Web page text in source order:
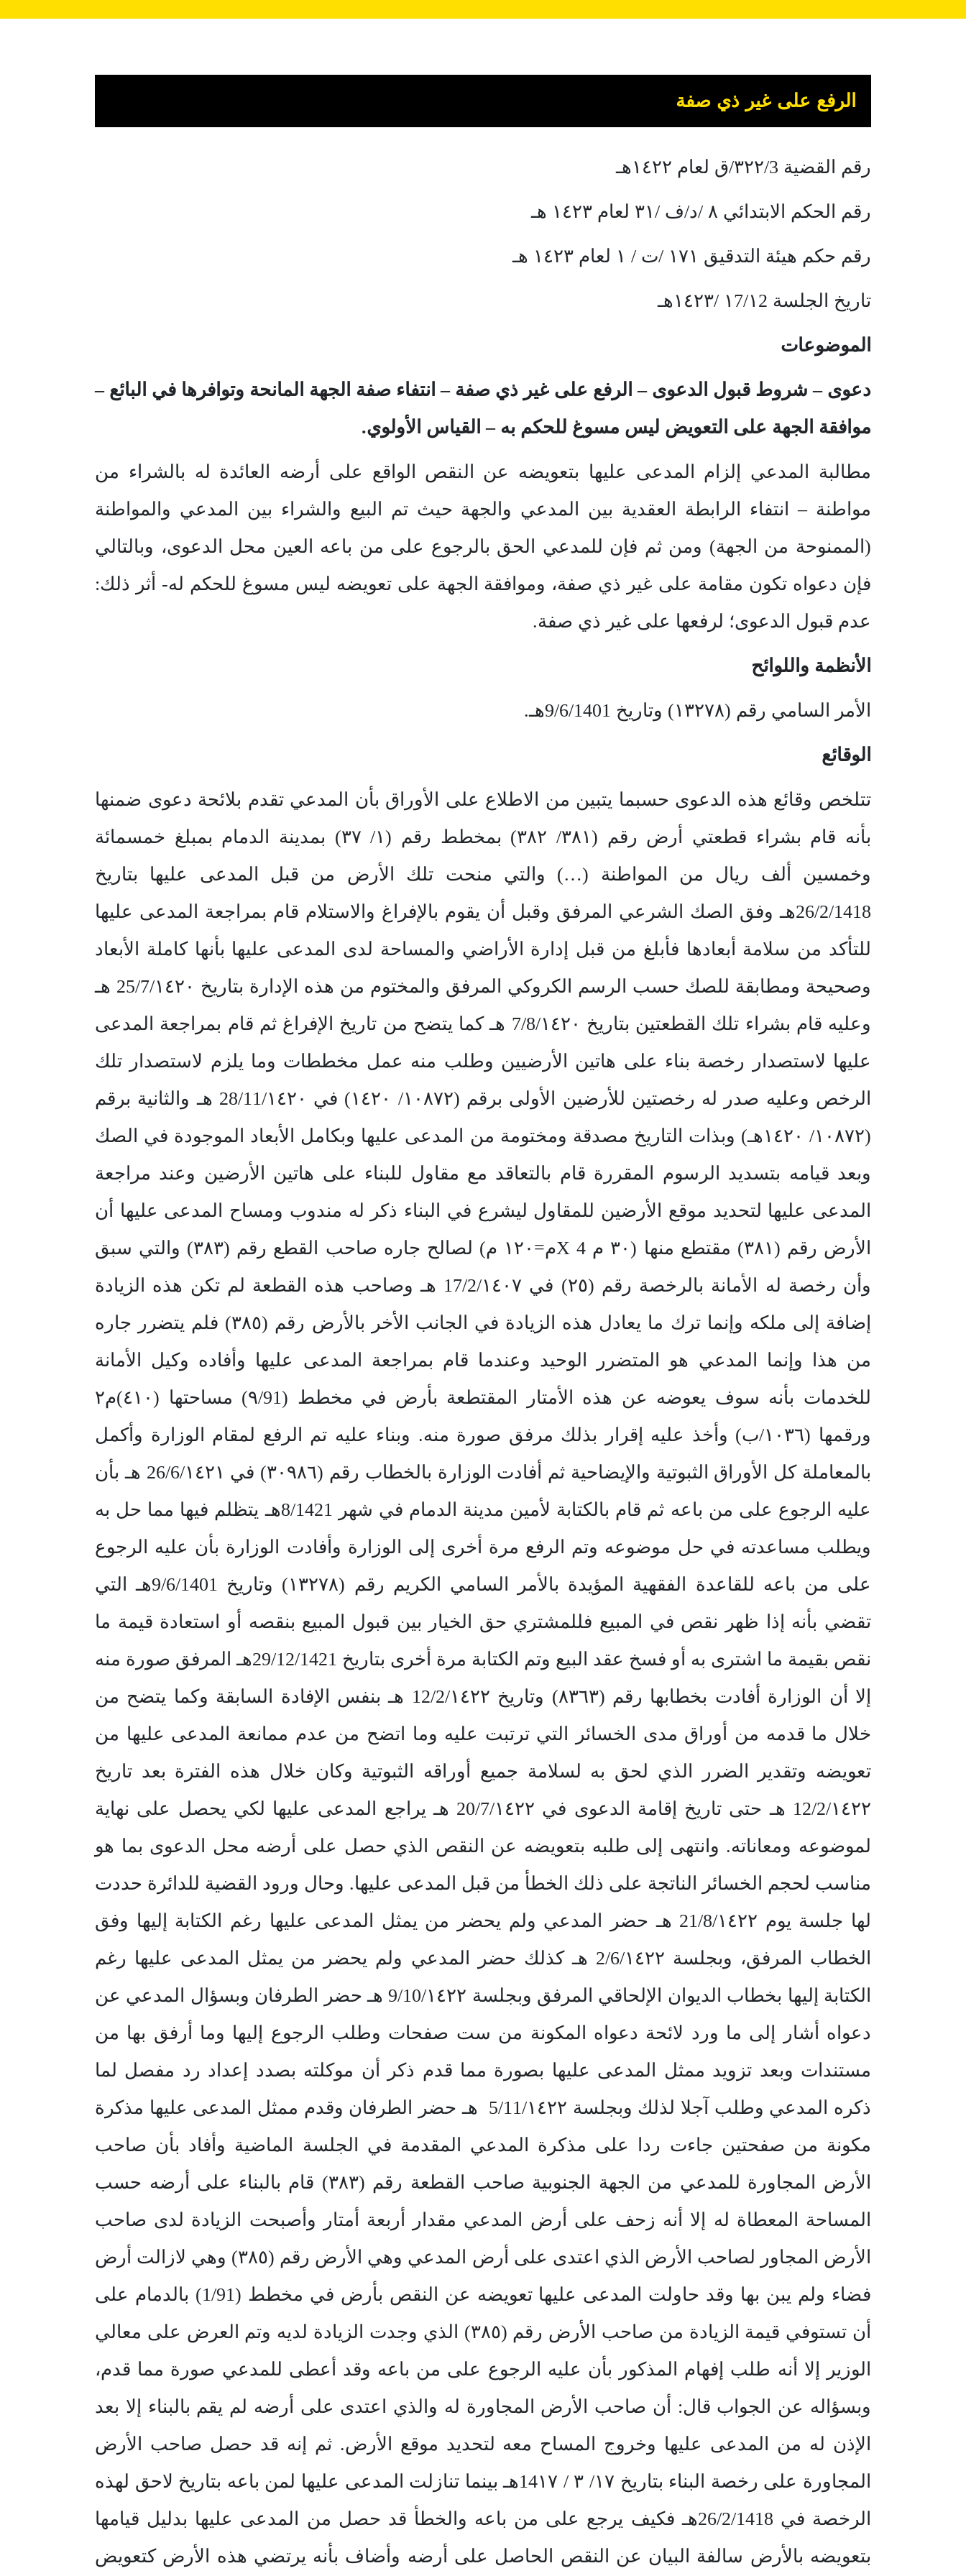
الرفع على غير ذي صفة
رقم القضية ٣٢٢/3/ق لعام ١٤٢٢هـ
رقم الحكم الابتدائي ٨ /د/ف /٣١ لعام ١٤٢٣ هـ
رقم حكم هيئة التدقيق ١٧١ /ت / ١ لعام ١٤٢٣ هـ
تاريخ الجلسة ١7/١2 /١٤٢٣هـ
الموضوعات
دعوى – شروط قبول الدعوى – الرفع على غير ذي صفة – انتفاء صفة الجهة المانحة وتوافرها في البائع –
موافقة الجهة على التعويض ليس مسوغ للحكم به – القياس الأولوي.
مطالبة المدعي إلزام المدعى عليها بتعويضه عن النقص الواقع على أرضه العائدة له بالشراء من
مواطنة – انتفاء الرابطة العقدية بين المدعي والجهة حيث تم البيع والشراء بين المدعي والمواطنة
(الممنوحة من الجهة) ومن ثم فإن للمدعي الحق بالرجوع على من باعه العين محل الدعوى، وبالتالي
فإن دعواه تكون مقامة على غير ذي صفة، وموافقة الجهة على تعويضه ليس مسوغ للحكم له- أثر ذلك:
عدم قبول الدعوى؛ لرفعها على غير ذي صفة.
الأنظمة واللوائح
الأمر السامي رقم (١٣٢٧٨) وتاريخ 9/6/1401هـ.
الوقائع
تتلخص وقائع هذه الدعوى حسبما يتبين من الاطلاع على الأوراق بأن المدعي تقدم بلائحة دعوى ضمنها
بأنه قام بشراء قطعتي أرض رقم (٣٨١/ ٣٨٢) بمخطط رقم (١/ ٣٧) بمدينة الدمام بمبلغ خمسمائة
وخمسين ألف ريال من المواطنة (…) والتي منحت تلك الأرض من قبل المدعى عليها بتاريخ
26/2/1418هـ وفق الصك الشرعي المرفق وقبل أن يقوم بالإفراغ والاستلام قام بمراجعة المدعى عليها
للتأكد من سلامة أبعادها فأبلغ من قبل إدارة الأراضي والمساحة لدى المدعى عليها بأنها كاملة الأبعاد
وصحيحة ومطابقة للصك حسب الرسم الكروكي المرفق والمختوم من هذه الإدارة بتاريخ 25/7/١٤٢٠ هـ
وعليه قام بشراء تلك القطعتين بتاريخ 7/8/١٤٢٠ هـ كما يتضح من تاريخ الإفراغ ثم قام بمراجعة المدعى
عليها لاستصدار رخصة بناء على هاتين الأرضيين وطلب منه عمل مخططات وما يلزم لاستصدار تلك
الرخص وعليه صدر له رخصتين للأرضين الأولى برقم (١٠٨٧٢/ ١٤٢٠) في 28/11/١٤٢٠ هـ والثانية برقم
(١٠٨٧٢/ ١٤٢٠هـ) وبذات التاريخ مصدقة ومختومة من المدعى عليها وبكامل الأبعاد الموجودة في الصك
وبعد قيامه بتسديد الرسوم المقررة قام بالتعاقد مع مقاول للبناء على هاتين الأرضين وعند مراجعة
المدعى عليها لتحديد موقع الأرضين للمقاول ليشرع في البناء ذكر له مندوب ومساح المدعى عليها أن
الأرض رقم (٣٨١) مقتطع منها (٣٠ م X 4م=١٢٠ م) لصالح جاره صاحب القطع رقم (٣٨٣) والتي سبق
وأن رخصة له الأمانة بالرخصة رقم (٢٥) في 17/2/١٤٠٧ هـ وصاحب هذه القطعة لم تكن هذه الزيادة
إضافة إلى ملكه وإنما ترك ما يعادل هذه الزيادة في الجانب الأخر بالأرض رقم (٣٨٥) فلم يتضرر جاره
من هذا وإنما المدعي هو المتضرر الوحيد وعندما قام بمراجعة المدعى عليها وأفاده وكيل الأمانة
للخدمات بأنه سوف يعوضه عن هذه الأمتار المقتطعة بأرض في مخطط (٩/91) مساحتها (٤١٠)م٢
ورقمها (١٠٣٦/ب) وأخذ عليه إقرار بذلك مرفق صورة منه. وبناء عليه تم الرفع لمقام الوزارة وأكمل
بالمعاملة كل الأوراق الثبوتية والإيضاحية ثم أفادت الوزارة بالخطاب رقم (٣٠٩٨٦) في 26/6/١٤٢١ هـ بأن
عليه الرجوع على من باعه ثم قام بالكتابة لأمين مدينة الدمام في شهر 8/1421هـ يتظلم فيها مما حل به
ويطلب مساعدته في حل موضوعه وتم الرفع مرة أخرى إلى الوزارة وأفادت الوزارة بأن عليه الرجوع
على من باعه للقاعدة الفقهية المؤيدة بالأمر السامي الكريم رقم (١٣٢٧٨) وتاريخ 9/6/1401هـ التي
تقضي بأنه إذا ظهر نقص في المبيع فللمشتري حق الخيار بين قبول المبيع بنقصه أو استعادة قيمة ما
نقص بقيمة ما اشترى به أو فسخ عقد البيع وتم الكتابة مرة أخرى بتاريخ 29/12/1421هـ المرفق صورة منه
إلا أن الوزارة أفادت بخطابها رقم (٨٣٦٣) وتاريخ 12/2/١٤٢٢ هـ بنفس الإفادة السابقة وكما يتضح من
خلال ما قدمه من أوراق مدى الخسائر التي ترتبت عليه وما اتضح من عدم ممانعة المدعى عليها من
تعويضه وتقدير الضرر الذي لحق به لسلامة جميع أوراقه الثبوتية وكان خلال هذه الفترة بعد تاريخ
12/2/١٤٢٢ هـ حتى تاريخ إقامة الدعوى في 20/7/١٤٢٢ هـ يراجع المدعى عليها لكي يحصل على نهاية
لموضوعه ومعاناته. وانتهى إلى طلبه بتعويضه عن النقص الذي حصل على أرضه محل الدعوى بما هو
مناسب لحجم الخسائر الناتجة على ذلك الخطأ من قبل المدعى عليها. وحال ورود القضية للدائرة حددت
لها جلسة يوم 21/8/١٤٢٢ هـ حضر المدعي ولم يحضر من يمثل المدعى عليها رغم الكتابة إليها وفق
الخطاب المرفق، وبجلسة 2/6/١٤٢٢ هـ كذلك حضر المدعي ولم يحضر من يمثل المدعى عليها رغم
الكتابة إليها بخطاب الديوان الإلحاقي المرفق وبجلسة 9/10/١٤٢٢ هـ حضر الطرفان وبسؤال المدعي عن
دعواه أشار إلى ما ورد لائحة دعواه المكونة من ست صفحات وطلب الرجوع إليها وما أرفق بها من
مستندات وبعد تزويد ممثل المدعى عليها بصورة مما قدم ذكر أن موكلته بصدد إعداد رد مفصل لما
ذكره المدعي وطلب آجلا لذلك وبجلسة 5/11/١٤٢٢ هـ حضر الطرفان وقدم ممثل المدعى عليها مذكرة
مكونة من صفحتين جاءت ردا على مذكرة المدعي المقدمة في الجلسة الماضية وأفاد بأن صاحب
الأرض المجاورة للمدعي من الجهة الجنوبية صاحب القطعة رقم (٣٨٣) قام بالبناء على أرضه حسب
المساحة المعطاة له إلا أنه زحف على أرض المدعي مقدار أربعة أمتار وأصبحت الزيادة لدى صاحب
الأرض المجاور لصاحب الأرض الذي اعتدى على أرض المدعي وهي الأرض رقم (٣٨٥) وهي لازالت أرض
فضاء ولم يبن بها وقد حاولت المدعى عليها تعويضه عن النقص بأرض في مخطط (1/91) بالدمام على
أن تستوفي قيمة الزيادة من صاحب الأرض رقم (٣٨٥) الذي وجدت الزيادة لديه وتم العرض على معالي
الوزير إلا أنه طلب إفهام المذكور بأن عليه الرجوع على من باعه وقد أعطى للمدعي صورة مما قدم،
وبسؤاله عن الجواب قال: أن صاحب الأرض المجاورة له والذي اعتدى على أرضه لم يقم بالبناء إلا بعد
الإذن له من المدعى عليها وخروج المساح معه لتحديد موقع الأرض. ثم إنه قد حصل صاحب الأرض
المجاورة على رخصة البناء بتاريخ ١٧/ ٣ / 14١٧هـ بينما تنازلت المدعى عليها لمن باعه بتاريخ لاحق لهذه
الرخصة في 26/2/1418هـ فكيف يرجع على من باعه والخطأ قد حصل من المدعى عليها بدليل قيامها
بتعويضه بالأرض سالفة البيان عن النقص الحاصل على أرضه وأضاف بأنه يرتضي هذه الأرض كتعويض